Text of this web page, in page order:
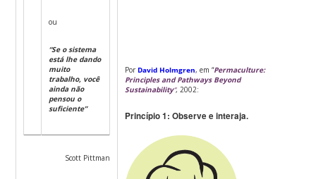
ou
“Se o sistema
está lhe dando
muito
trabalho, você
ainda não
pensou o
suficiente”
Scott Pittman
PorDavid Holmgren, em “Permaculture:
Principles and Pathways Beyond
Sustainability“, 2002:
Princípio 1: Observe e interaja.